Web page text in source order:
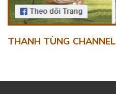
THANH TÙNG CHANNEL